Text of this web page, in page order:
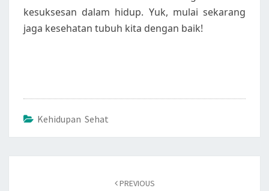
kesuksesan dalam hidup. Yuk, mulai sekarang
jaga kesehatan tubuh kita dengan baik!
Kehidupan Sehat
PREVIOUS